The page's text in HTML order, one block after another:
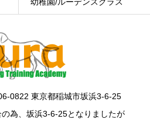
0822 東京都稲城市坂浜3-6-25
為、坂浜3-6-25となりましたが